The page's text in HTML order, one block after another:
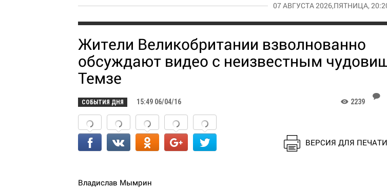
07 АВГУСТА 2026,ПЯТНИЦА,
Жители Великобритании взволнованно
обсуждают видео с неизвестным
Темзе
СОБЫТИЯ ДНЯ 15:49 06/04/16 K 2239
J
ВЕРСИЯ ДЛЯ ПЕЧАТИ
Владислав Мымрин